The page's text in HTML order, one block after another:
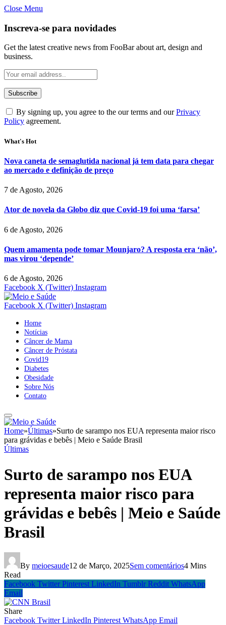
Close Menu
Inscreva-se para novidades
Get the latest creative news from FooBar about art, design and
business.
By signing up, you agree to the our terms and ourPrivacy
Policy agreement.
What's Hot
Nova caneta de semaglutida nacional já tem data para chegar
ao mercado e definição de preço
7 de Agosto, 2026
Ator de novela da Globo diz que Covid-19 foi uma ‘farsa’
6 de Agosto, 2026
Quem amamenta pode tomar Mounjaro? A resposta era ‘não’,
mas virou ‘depende’
6 de Agosto, 2026
Facebook X (Twitter) Instagram
Facebook X (Twitter) Instagram
Home
Notícias
Câncer de Mama
Câncer de Próstata
Covid19
Diabetes
Obesidade
Sobre Nós
Contato
Home»Últimas»Surto de sarampo nos EUA representa maior risco
para grávidas e bebês | Meio e Saúde Brasil
Últimas
Surto de sarampo nos EUA
representa maior risco para
grávidas e bebês | Meio e Saúde
Brasil
By meioesaude12 de Março, 2025Sem comentários4 Mins
Read
Facebook Twitter Pinterest LinkedIn Tumblr Reddit WhatsApp
Email
Share
Facebook Twitter LinkedIn Pinterest WhatsApp Email